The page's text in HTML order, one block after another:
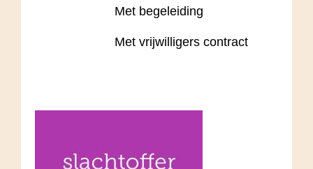
Met begeleiding
Met vrijwilligers contract